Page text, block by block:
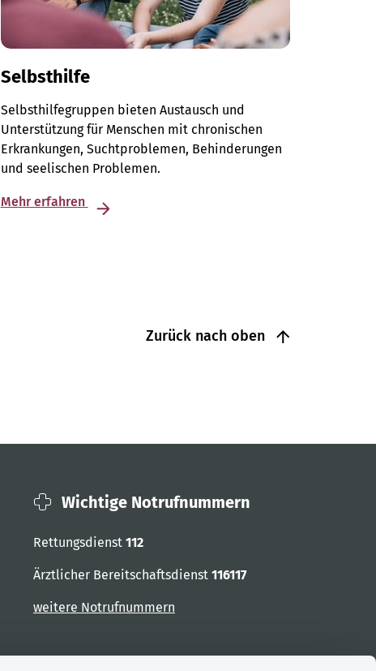
Selbsthilfe
Selbsthilfegruppen bieten Austausch und
Unterstützung für Menschen mit chronischen
Erkrankungen, Suchtproblemen, Behinderungen
und seelischen Problemen.
Mehr erfahren
Zurück nach oben
Wichtige Notrufnummern
Rettungsdienst 112
Ärztlicher Bereitschaftsdienst 116117
weitere Notrufnummern